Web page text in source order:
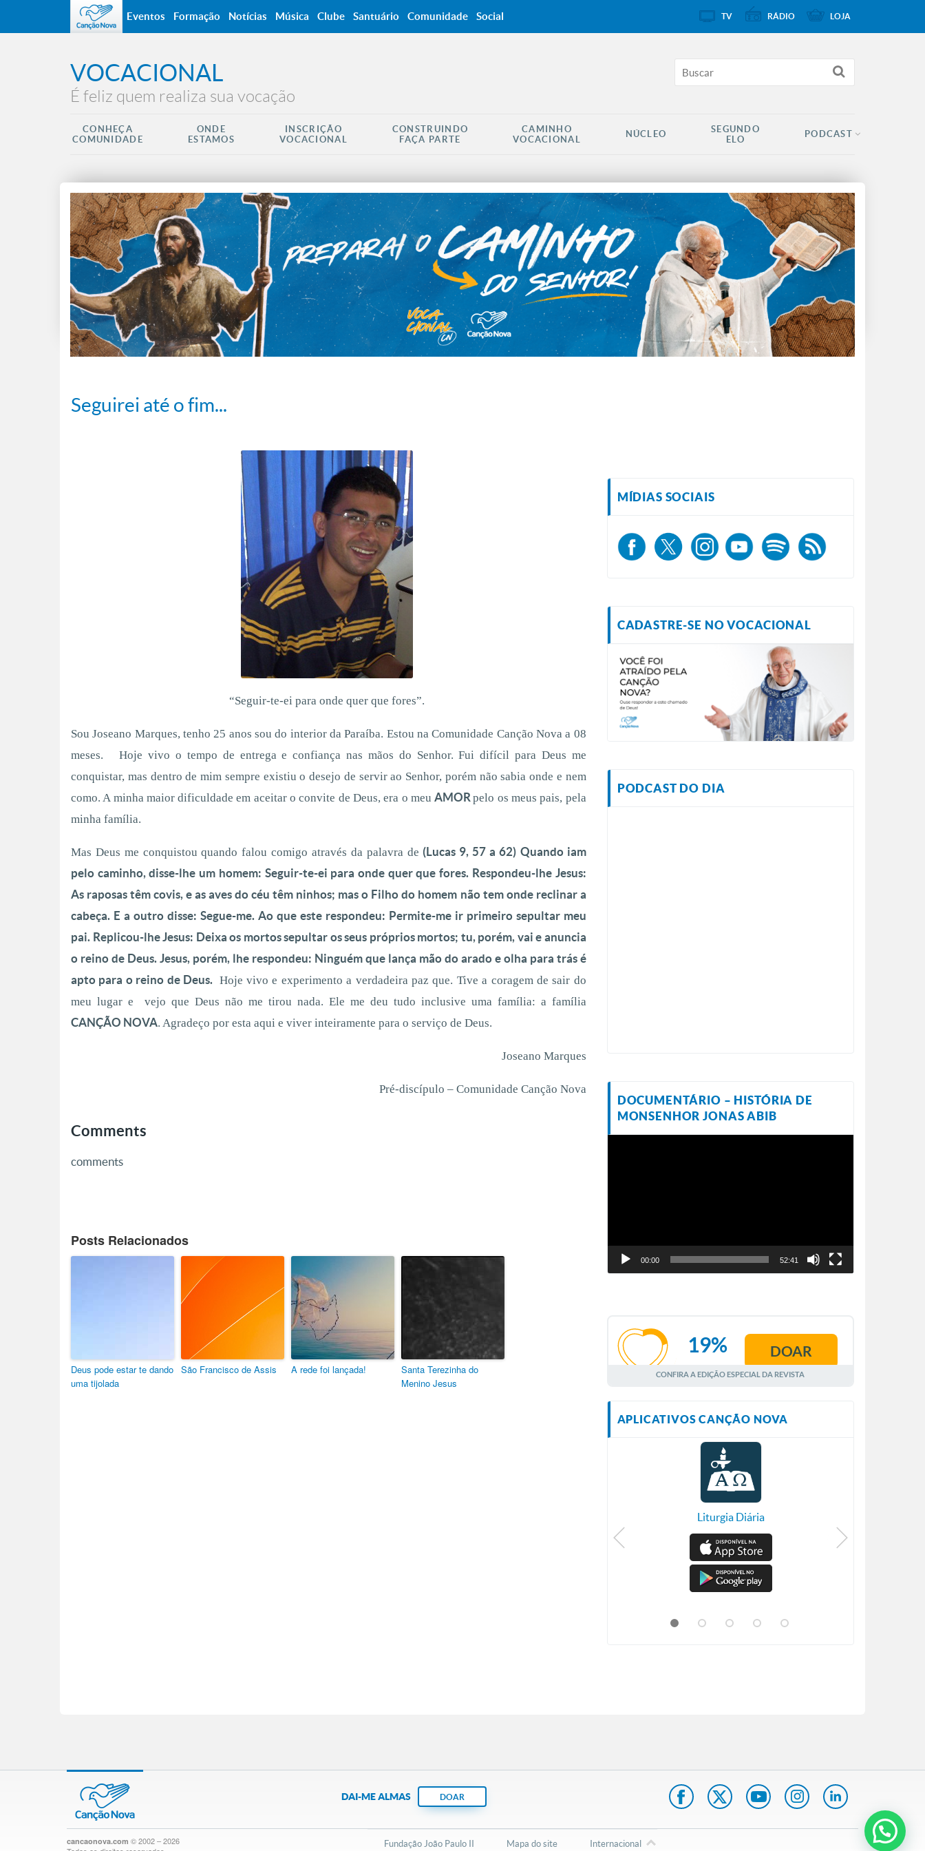
VOCACIONAL
É feliz quem realiza sua vocação
CONHEÇA
COMUNIDADE
ONDE
ESTAMOS
INSCRIÇÃO
VOCACIONAL
CONSTRUINDO
FAÇA PARTE
CAMINHO
VOCACIONAL
NÚCLEO
SEGUNDO
ELO
PODCAST
Seguirei até o fim...
“Seguir-te-ei para onde quer que fores”.
Sou Joseano Marques, tenho 25 anos sou do interior da Paraíba. Estou na Comunidade Canção Nova a 08
meses. Hoje vivo o tempo de entrega e confiança nas mãos do Senhor. Fui difícil para Deus me
conquistar, mas dentro de mim sempre existiu o desejo de servir ao Senhor, porém não sabia onde e nem
como. A minha maior dificuldade em aceitar o convite de Deus, era o meuAMORpelo os meus pais, pela
minha família.
Mas Deus me conquistou quando falou comigo através da palavra de (Lucas 9, 57 a 62) Quando iam
pelo caminho, disse-lhe um homem: Seguir-te-ei para onde quer que fores. Respondeu-lhe Jesus:
As raposas têm covis, e as aves do céu têm ninhos; mas o Filho do homem não tem onde reclinar a
cabeça. E a outro disse: Segue-me. Ao que este respondeu: Permite-me ir primeiro sepultar meu
pai. Replicou-lhe Jesus: Deixa os mortos sepultar os seus próprios mortos; tu, porém, vai e anuncia
o reino de Deus. Jesus, porém, lhe respondeu: Ninguém que lança mão do arado e olha para trás é
apto para o reino de Deus. Hoje vivo e experimento a verdadeira paz que. Tive a coragem de sair do
meu lugar e vejo que Deus não me tirou nada. Ele me deu tudo inclusive uma família: a família
CANÇÃO NOVA. Agradeço por esta aqui e viver inteiramente para o serviço de Deus.
Joseano Marques
Pré-discípulo – Comunidade Canção Nova
Comments
comments
Posts Relacionados
Deus pode estar te dando
uma tijolada
São Francisco de Assis A rede foi lançada!
Santa Terezinha do
Menino Jesus
MÍDIAS SOCIAIS
CADASTRE-SE NO VOCACIONAL
PODCAST DO DIA
DOCUMENTÁRIO – HISTÓRIA DE
MONSENHOR JONAS ABIB
00:00 52:41
AGOSTO
19% DOAR
CONFIRA A EDIÇÃO ESPECIAL DA REVISTA
APLICATIVOS CANÇÃO NOVA
Liturgia Diária
Eventos Formação Notícias Música Clube Santuário Comunidade Social TV RÁDIO LOJA
DAI-ME ALMAS DOAR
Fundação João Paulo II Mapa do site Internacional
cancaonova.com © 2002 – 2026